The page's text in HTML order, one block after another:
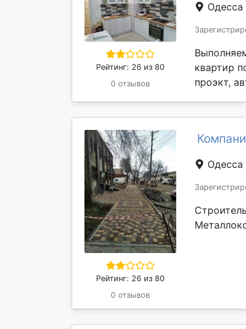
Рейтинг: 26 из 80
0 отзывов
Одесса
квартир
проэкт,
Рейтинг: 26 из 80
0 отзывов
Одесса